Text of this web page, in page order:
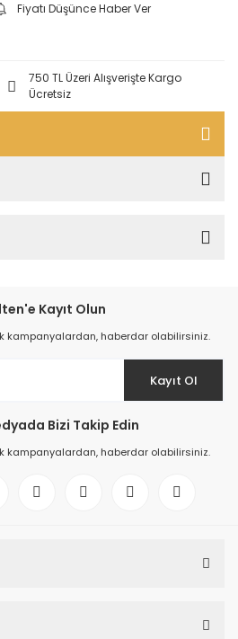
Fiyatı Düşünce Haber Ver
750 TL Üzeri Alışverişte Kargo
Ücretsiz
Kayıt Olun
kampanyalardan, haberdar olabilirsiniz.
Kayıt Ol
Bizi Takip Edin
kampanyalardan, haberdar olabilirsiniz.